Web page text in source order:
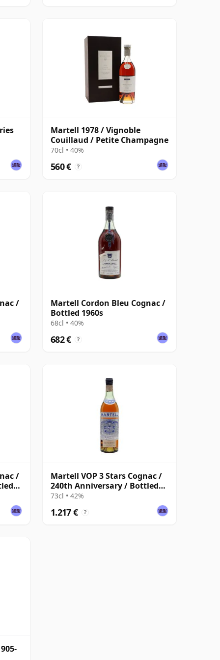
Martell 1978 / Vignoble
Couillaud / Petite Champagne
70cl • 40%
560 € ?
/
Martell Cordon Bleu Cognac /
Bottled 1960s
68cl • 40%
682 € ?
/
Martell VOP 3 Stars Cognac /
240th Anniversary / Bottled
1956
73cl • 42%
1.217 € ?